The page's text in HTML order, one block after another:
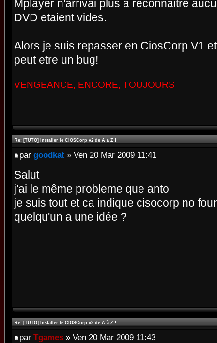
Mplayer n'arrivai plus a reconnaitre
DVD etaient vides.
Alors je suis repasser en CiosCorp V1
peut etre un bug!
VENGEANCE, ENCORE, TOUJOURS
Re: [TUTO] Installer le CIOSCorp v2 de A à Z !
par goodkat » Ven 20 Mar 2009 11:41
Salut
j'ai le même probleme que anto
je suis tout et ca indique cisocorp no
quelqu'un a une idée ?
Re: [TUTO] Installer le CIOSCorp v2 de A à Z !
par Tgames » Ven 20 Mar 2009 11:43